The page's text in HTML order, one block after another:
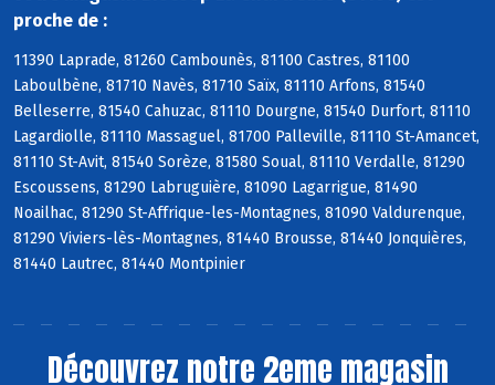
proche de :
11390 Laprade, 81260 Cambounès, 81100 Castres, 81100
Laboulbène, 81710 Navès, 81710 Saïx, 81110 Arfons, 81540
Belleserre, 81540 Cahuzac, 81110 Dourgne, 81540 Durfort, 81110
Lagardiolle, 81110 Massaguel, 81700 Palleville, 81110 St-Amancet,
81110 St-Avit, 81540 Sorèze, 81580 Soual, 81110 Verdalle, 81290
Escoussens, 81290 Labruguière, 81090 Lagarrigue, 81490
Noailhac, 81290 St-Affrique-les-Montagnes, 81090 Valdurenque,
81290 Viviers-lès-Montagnes, 81440 Brousse, 81440 Jonquières,
81440 Lautrec, 81440 Montpinier
Découvrez notre 2eme magasin